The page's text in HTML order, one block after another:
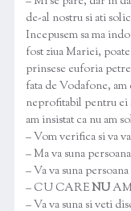
de-al nostru si ati
Incepusem sa ma
fost ziua Mariei,
prinsese euforia
fata de Vodafone, am
neprofitabil pentru ei
am insistat ca nu am
– Vom verifica si va
– Ma va suna
– Va va suna
– CU CARENU
– Va va suna si veti